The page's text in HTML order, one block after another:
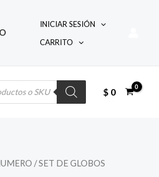
INICIAR SESIÓN
CARRITO
$ 0
/ SET DE GLOBOS